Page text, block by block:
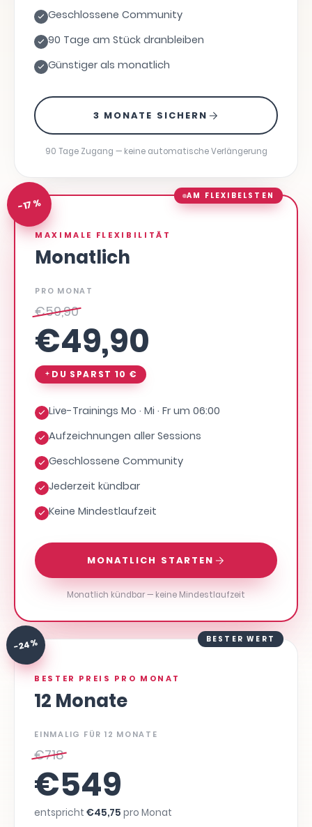
Geschlossene Community
90 Tage am Stück dranbleiben
Günstiger als monatlich
3 MONATE SICHERN
90 Tage Zugang — keine automatische Verlängerung
-17 % AM FLEXIBELSTEN
MAXIMALE FLEXIBILITÄT
Monatlich
PRO MONAT
€59,90
€49,90
DU SPARST 10 €
Live-Trainings Mo · Mi · Fr um 06:00
Aufzeichnungen aller Sessions
Geschlossene Community
Jederzeit kündbar
Keine Mindestlaufzeit
MONATLICH STARTEN
Monatlich kündbar — keine Mindestlaufzeit
-24 % BESTER WERT
BESTER PREIS PRO MONAT
12 Monate
EINMALIG FÜR 12 MONATE
€718
€549
entspricht €45,75 pro Monat